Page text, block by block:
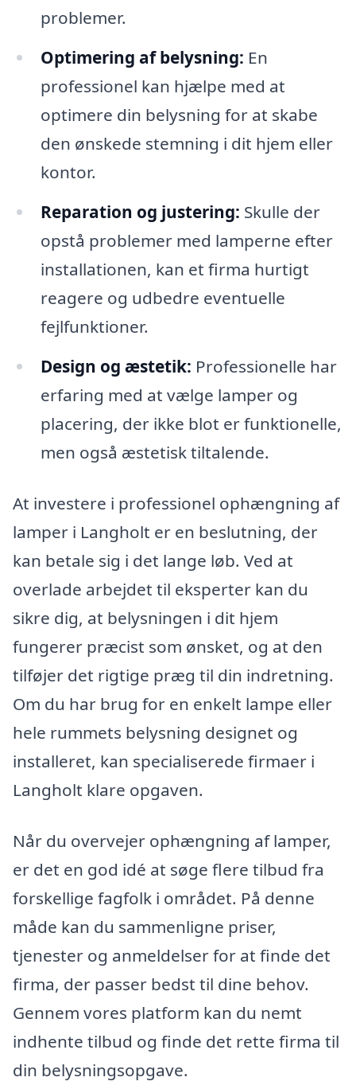
problemer.
Optimering af belysning: En
professionel kan hjælpe med at
optimere din belysning for at skabe
den ønskede stemning i dit hjem eller
kontor.
Reparation og justering: Skulle der
opstå problemer med lamperne efter
installationen, kan et firma hurtigt
reagere og udbedre eventuelle
fejlfunktioner.
Design og æstetik: Professionelle har
erfaring med at vælge lamper og
placering, der ikke blot er funktionelle,
men også æstetisk tiltalende.
At investere i professionel ophængning af
lamper i Langholt er en beslutning, der
kan betale sig i det lange løb. Ved at
overlade arbejdet til eksperter kan du
sikre dig, at belysningen i dit hjem
fungerer præcist som ønsket, og at den
tilføjer det rigtige præg til din indretning.
Om du har brug for en enkelt lampe eller
hele rummets belysning designet og
installeret, kan specialiserede firmaer i
Langholt klare opgaven.
Når du overvejer ophængning af lamper,
er det en god idé at søge flere tilbud fra
forskellige fagfolk i området. På denne
måde kan du sammenligne priser,
tjenester og anmeldelser for at finde det
firma, der passer bedst til dine behov.
Gennem vores platform kan du nemt
indhente tilbud og finde det rette firma til
din belysningsopgave.